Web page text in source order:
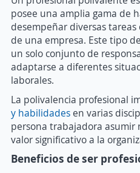
posee una amplia gama de
desempeñar diversas
de una empresa. Este tipo
un solo conjunto de
adaptarse a diferentes
laborales.
La polivalencia profesional
y habilidades en varias
persona trabajadora asumir
valor significativo a la
Beneficios de ser